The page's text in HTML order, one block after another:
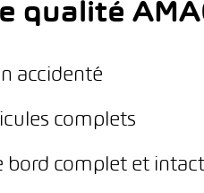
qualité
accidenté
complets
bord complet et intact